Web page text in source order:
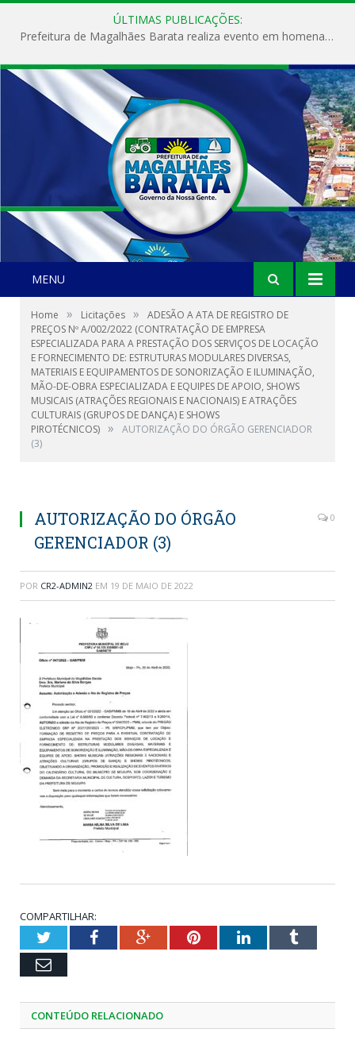
ÚLTIMAS PUBLICAÇÕES:
Prefeitura de Magalhães Barata realiza evento em homenagem ao Dia Internacional da Mulher
MENU
Home » Licitações »
ADESÃO A ATA DE REGISTRO DE
PREÇOS Nº A/002/2022 (CONTRATAÇÃO DE EMPRESA
ESPECIALIZADA PARA A PRESTAÇÃO DOS SERVIÇOS DE LOCAÇÃO
E FORNECIMENTO DE: ESTRUTURAS MODULARES DIVERSAS,
MATERIAIS E EQUIPAMENTOS DE SONORIZAÇÃO E ILUMINAÇÃO,
MÃO-DE-OBRA ESPECIALIZADA E EQUIPES DE APOIO, SHOWS
MUSICAIS (ATRAÇÕES REGIONAIS E NACIONAIS) E ATRAÇÕES
CULTURAIS (GRUPOS DE DANÇA) E SHOWS
PIROTÉCNICOS) »
AUTORIZAÇÃO DO ÓRGÃO GERENCIADOR
(3)
AUTORIZAÇÃO DO ÓRGÃO
GERENCIADOR (3)
0
POR CR2-ADMIN2 EM 19 DE MAIO DE 2022
COMPARTILHAR:
TwitterFacebookGoogle+PinterestLinkedInTumblr
Email
CONTEÚDO RELACIONADO